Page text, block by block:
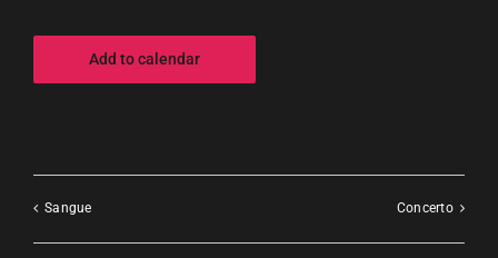
Add to calendar
Sangue Concerto